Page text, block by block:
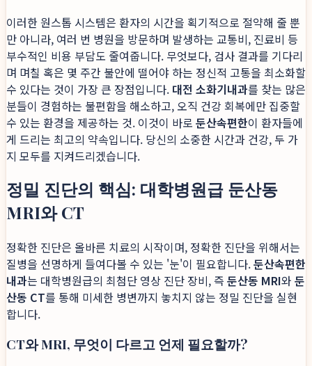
이러한 원스톱 시스템은 환자의 시간을 획기적으로 절약해 줄 뿐
만 아니라, 여러 번 병원을 방문하며 발생하는 교통비, 진료비 등
부수적인 비용 부담도 줄여줍니다. 무엇보다, 검사 결과를 기다리
며 며칠 혹은 몇 주간 불안에 떨어야 하는 정신적 고통을 최소화할
수 있다는 것이 가장 큰 장점입니다. 대전 소화기내과를 찾는 많은
분들이 경험하는 불편함을 해소하고, 오직 건강 회복에만 집중할
수 있는 환경을 제공하는 것. 이것이 바로 둔산속편한이 환자들에
게 드리는 최고의 약속입니다. 당신의 소중한 시간과 건강, 두 가
지 모두를 지켜드리겠습니다.
정밀 진단의 핵심: 대학병원급 둔산동
MRI와 CT
정확한 진단은 올바른 치료의 시작이며, 정확한 진단을 위해서는
질병을 선명하게 들여다볼 수 있는 '눈'이 필요합니다.둔산속편한
내과는 대학병원급의 최첨단 영상 진단 장비, 즉 둔산동 MRI와 둔
산동 CT를 통해 미세한 병변까지 놓치지 않는 정밀 진단을 실현
합니다.
CT와 MRI, 무엇이 다르고 언제 필요할까?